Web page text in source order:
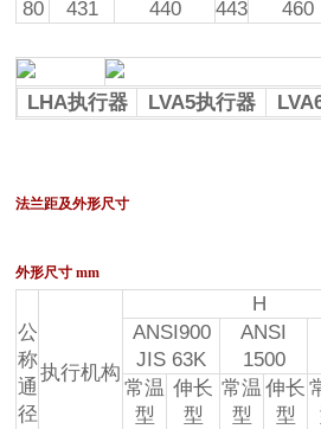
80 431 440 443 460
LHA执行器 LVA5执行器
法兰距及外形尺寸
外形尺寸 mm
公
称
通
径
执行机构
H
ANSI900
JIS 63K
ANSI
1500
常温
型
伸长
型
常温
型
伸长
型